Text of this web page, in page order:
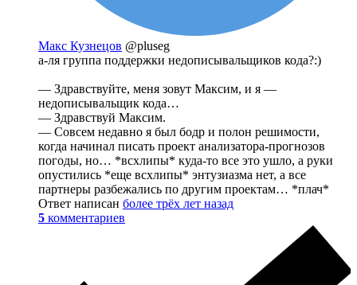
Макс Кузнецов @pluseg
а-ля группа поддержки недописывальщиков кода?:)
— Здравствуйте, меня зовут Максим, и я —
недописывальщик кода…
— Здравствуй Максим.
— Совсем недавно я был бодр и полон решимости,
когда начинал писать проект анализатора-прогнозов
погоды, но… *всхлипы* куда-то все это ушло, а руки
опустились *еще всхлипы* энтузиазма нет, а все
партнеры разбежались по другим проектам… *плач*
Ответ написан более трёх лет назад
5 комментариев